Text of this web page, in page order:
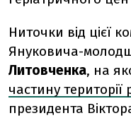
Ниточки від цієї
Януковича-
Литовченка, на
частину
президента